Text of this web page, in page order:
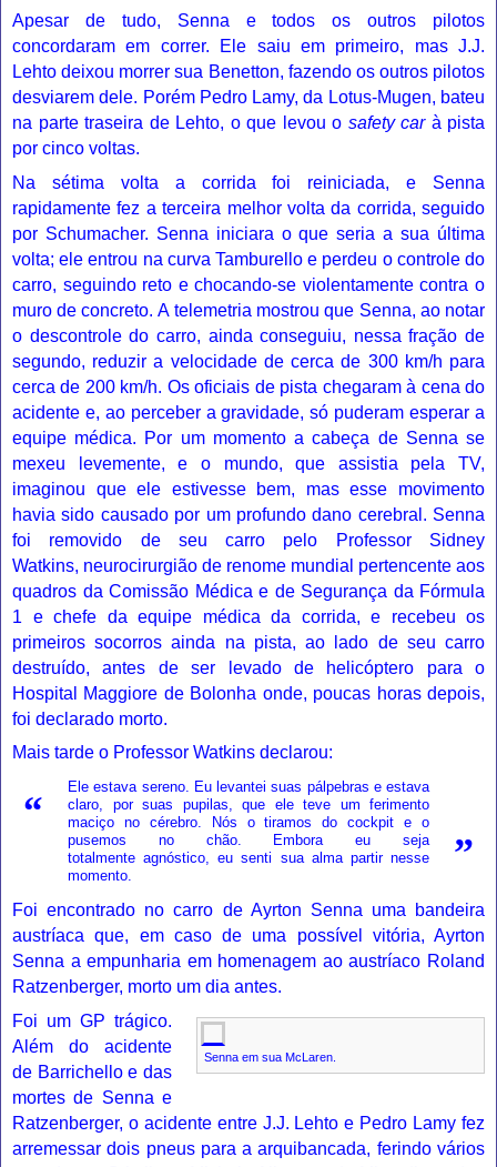
Apesar de tudo, Senna e todos os outros pilotos
concordaram em correr. Ele saiu em primeiro, mas J.J.
Lehto deixou morrer sua Benetton, fazendo os outros pilotos
desviarem dele. Porém Pedro Lamy, da Lotus-Mugen, bateu
na parte traseira de Lehto, o que levou o safety carà pista
por cinco voltas.
Na sétima volta a corrida foi reiniciada, e Senna
rapidamente fez a terceira melhor volta da corrida, seguido
por Schumacher. Senna iniciara o que seria a sua última
volta; ele entrou na curva Tamburello e perdeu o controle do
carro, seguindo reto e chocando-se violentamente contra o
muro de concreto. A telemetria mostrou que Senna, ao notar
o descontrole do carro, ainda conseguiu, nessa fração de
segundo, reduzir a velocidade de cerca de 300 km/h para
cerca de 200 km/h. Os oficiais de pista chegaram à cena do
acidente e, ao perceber a gravidade, só puderam esperar a
equipe médica. Por um momento a cabeça de Senna se
mexeu levemente, e o mundo, que assistia pela TV,
imaginou que ele estivesse bem, mas esse movimento
havia sido causado por um profundo dano cerebral. Senna
foi removido de seu carro pelo Professor Sidney
Watkins, neurocirurgião de renome mundial pertencente aos
quadros da Comissão Médica e de Segurança da Fórmula
1 e chefe da equipe médica da corrida, e recebeu os
primeiros socorros ainda na pista, ao lado de seu carro
destruído, antes de ser levado de
helicóptero para o
Hospital Maggiore de Bolonha onde, poucas horas depois,
foi declarado morto.
Mais tarde o Professor Watkins declarou:
“
Ele estava sereno. Eu levantei suas pálpebras e estava
claro, por suas pupilas, que ele teve um ferimento
maciço no cérebro. Nós o tiramos docockpit e o
pusemos no chão. Embora eu seja
totalmenteagnóstico, eu senti sua alma partir nesse
momento.
”
Foi encontrado no carro de Ayrton Senna uma bandeira
austríaca que, em caso de uma possível vitória, Ayrton
Senna a empunharia em homenagem ao austríaco Roland
Ratzenberger, morto um dia antes.
Senna em sua McLaren.
Foi um GP trágico.
Além do acidente
de Barrichello e das
mortes de Senna e
Ratzenberger, o acidente entre J.J. Lehto e Pedro Lamy fez
arremessar dois pneus para a arquibancada, ferindo vários